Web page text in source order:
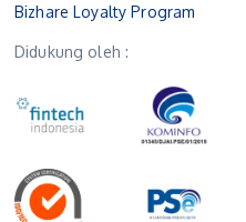
Bizhare Loyalty Program
Didukung oleh :